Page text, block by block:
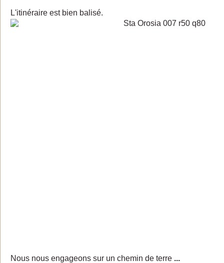
L'itinéraire est bien balisé.
Nous nous engageons sur un chemin de terre ...